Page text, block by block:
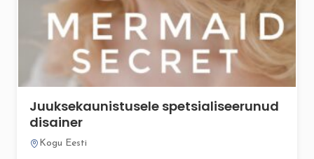
Juuksekaunistusele spetsialiseerunud
disainer
Kogu Eesti